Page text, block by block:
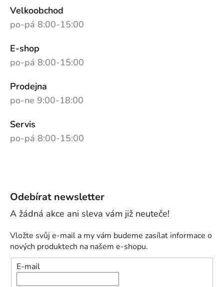
Velkoobchod
po-pá 8:00-15:00
E-shop
po-pá 8:00-15:00
Prodejna
po-ne 9:00-18:00
Servis
po-pá 8:00-15:00
Odebírat newsletter
Vložte svůj e-mail a my vám budeme zasílat informace o
nových produktech na našem e-shopu.
E-mail